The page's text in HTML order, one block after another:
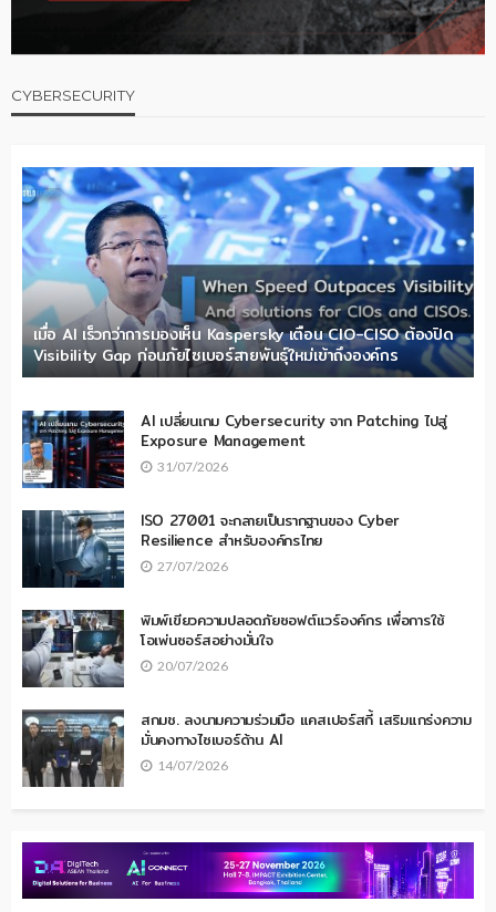
CYBERSECURITY
เมื่อ AI เร็วกว่าการมองเห็น Kaspersky เตือน CIO-CISO ต้องปิด
Visibility Gap ก่อนภัยไซเบอร์สายพันธุ์ใหม่เข้าถึงองค์กร
AI เปลี่ยนเกม Cybersecurity จาก Patching ไปสู่
Exposure Management
31/07/2026
ISO 27001 จะกลายเป็นรากฐานของ Cyber
Resilience สำหรับองค์กรไทย
27/07/2026
พิมพ์เขียวความปลอดภัยซอฟต์แวร์องค์กร เพื่อการใช้
โอเพ่นซอร์สอย่างมั่นใจ
20/07/2026
สกมช. ลงนามความร่วมมือ แคสเปอร์สกี้ เสริมแกร่งความ
มั่นคงทางไซเบอร์ด้าน AI
14/07/2026